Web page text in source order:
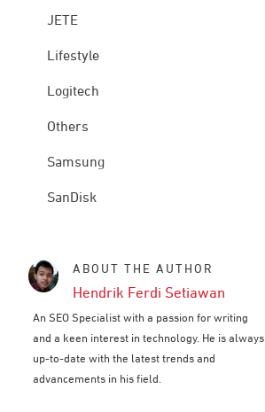
JETE
Lifestyle
Logitech
Others
Samsung
SanDisk
ABOUT THE AUTHOR
Hendrik Ferdi Setiawan
An SEO Specialist with a passion for writing
and a keen interest in technology. He is always
up-to-date with the latest trends and
advancements in his field.